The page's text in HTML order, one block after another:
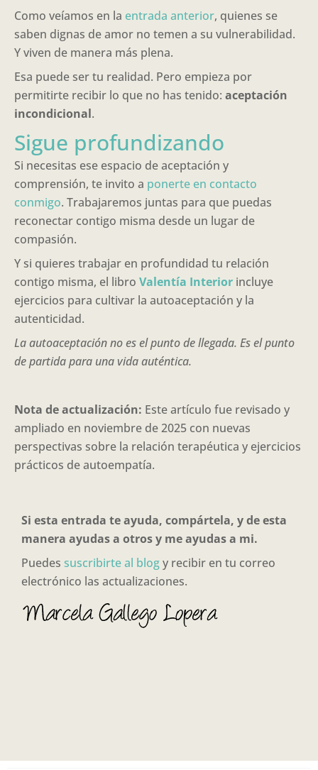
Como veíamos en la entrada anterior, quienes se
saben dignas de amor no temen a su vulnerabilidad.
Y viven de manera más plena.
Esa puede ser tu realidad. Pero empieza por
permitirte recibir lo que no has tenido: aceptación
incondicional.
Sigue profundizando
Si necesitas ese espacio de aceptación y
comprensión, te invito a ponerte en contacto
conmigo. Trabajaremos juntas para que puedas
reconectar contigo misma desde un lugar de
compasión.
Y si quieres trabajar en profundidad tu relación
contigo misma, el libro Valentía Interior incluye
ejercicios para cultivar la autoaceptación y la
autenticidad.
La autoaceptación no es el punto de llegada. Es el punto
de partida para una vida auténtica.
Nota de actualización: Este artículo fue revisado y
ampliado en noviembre de 2025 con nuevas
perspectivas sobre la relación terapéutica y ejercicios
prácticos de autoempatía.
Si esta entrada te ayuda, compártela, y de esta
manera ayudas a otros y me ayudas a mi.
Puedes suscribirte al blogy recibir en tu correo
electrónico las actualizaciones.